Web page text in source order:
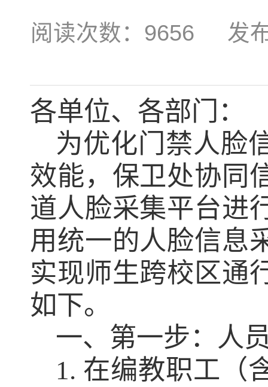
阅读次数： 9656 发布
各单位、各部门：
为优化门禁人脸
效能，保卫处协同
道人脸采集平台进
用统一的人脸信息
实现师生跨校区通
如下。
一、第一步：人
1. 在编教职工（